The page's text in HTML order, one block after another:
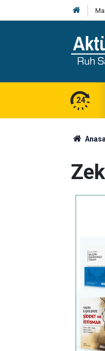
24
Klinik Özellikleri,